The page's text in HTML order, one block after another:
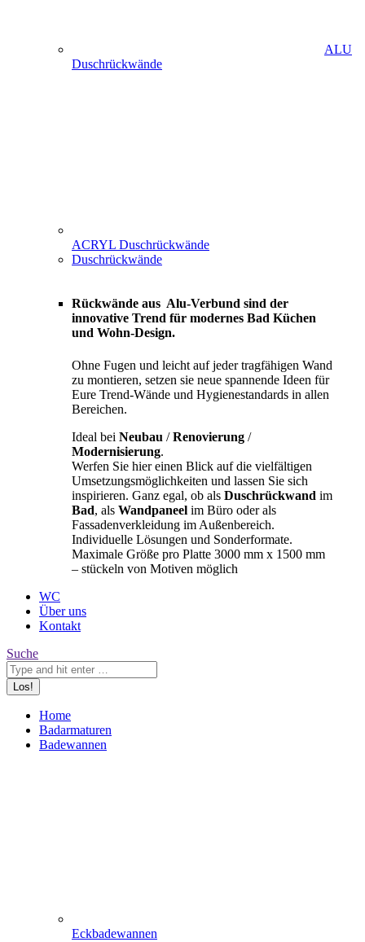
ALU
Duschrückwände
ACRYL Duschrückwände
Duschrückwände
Rückwände aus Alu-Verbund sind der
innovative Trend für modernes Bad Küchen
und Wohn-Design.
Ohne Fugen und leicht auf jeder tragfähigen Wand
zu montieren, setzen sie neue spannende Ideen für
Eure Trend-Wände und Hygienestandards in allen
Bereichen.
Ideal bei Neubau /Renovierung /
Modernisierung.
Werfen Sie hier einen Blick auf die vielfältigen
Umsetzungsmöglichkeiten und lassen Sie sich
inspirieren. Ganz egal, ob als Duschrückwand im
Bad, als Wandpaneel im Büro oder als
Fassadenverkleidung im Außenbereich.
Individuelle Lösungen und Sonderformate.
Maximale Größe pro Platte 3000 mm x 1500 mm
– stückeln von Motiven möglich
WC
Über uns
Kontakt
Search:
Suche
Home
Badarmaturen
Badewannen
Eckbadewannen